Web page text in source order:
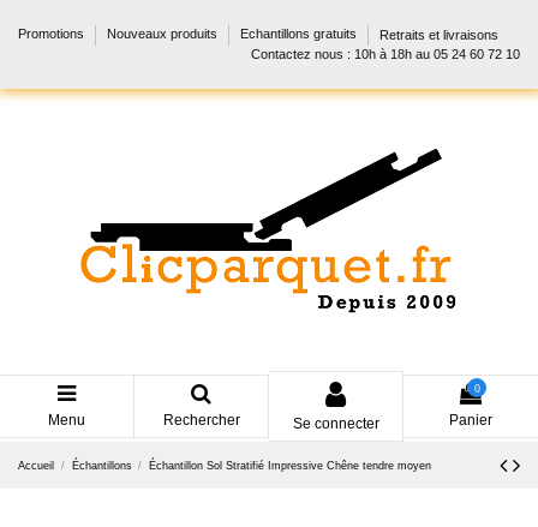
Promotions Nouveaux produits Echantillons gratuits
Retraits et livraisons
Contactez nous : 10h à 18h au 05 24 60 72 10
Menu Rechercher Se connecter
0
Panier
Accueil Échantillons Échantillon Sol Stratifié Impressive Chêne tendre moyen